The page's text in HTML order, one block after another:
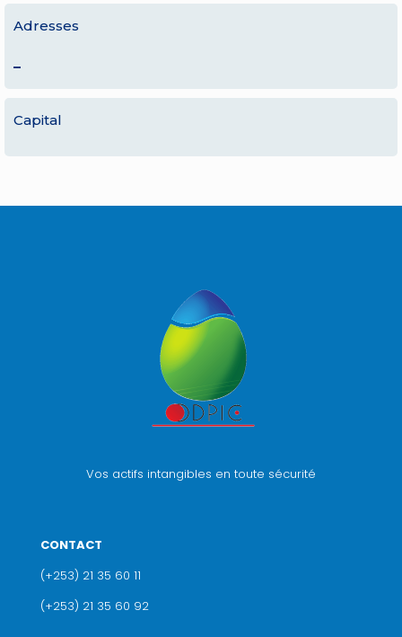
Adresses
–
Capital
Vos actifs intangibles en toute sécurité
CONTACT
(+253) 21 35 60 11
(+253) 21 35 60 92